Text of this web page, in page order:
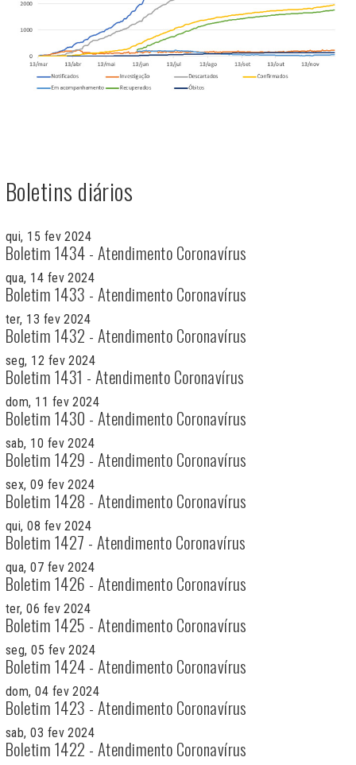
Boletins diários
qui, 15 fev 2024
Boletim 1434 - Atendimento Coronavírus
qua, 14 fev 2024
Boletim 1433 - Atendimento Coronavírus
ter, 13 fev 2024
Boletim 1432 - Atendimento Coronavírus
seg, 12 fev 2024
Boletim 1431 - Atendimento Coronavírus
dom, 11 fev 2024
Boletim 1430 - Atendimento Coronavírus
sab, 10 fev 2024
Boletim 1429 - Atendimento Coronavírus
sex, 09 fev 2024
Boletim 1428 - Atendimento Coronavírus
qui, 08 fev 2024
Boletim 1427 - Atendimento Coronavírus
qua, 07 fev 2024
Boletim 1426 - Atendimento Coronavírus
ter, 06 fev 2024
Boletim 1425 - Atendimento Coronavírus
seg, 05 fev 2024
Boletim 1424 - Atendimento Coronavírus
dom, 04 fev 2024
Boletim 1423 - Atendimento Coronavírus
sab, 03 fev 2024
Boletim 1422 - Atendimento Coronavírus